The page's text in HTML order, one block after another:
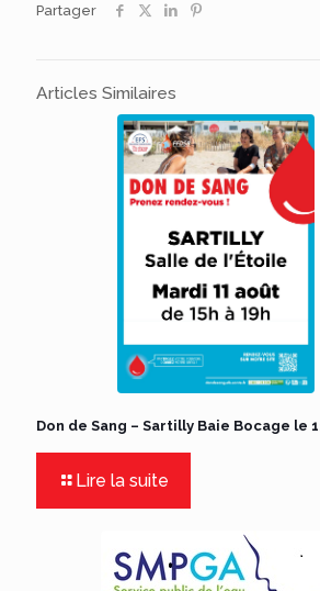
Partager
Articles Similaires
Don de Sang – Sartilly Baie Bocage le
Lire la suite